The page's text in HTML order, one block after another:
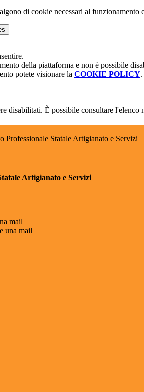
di cookie necessari al funzionamento
della piattaforma e non è possibile
potete visionare la COOKIE POLICY.
disabilitati. È possibile consultare l'elenco
Statale Artigianato e Servizi
Artigianato e Servizi
mail
una mail